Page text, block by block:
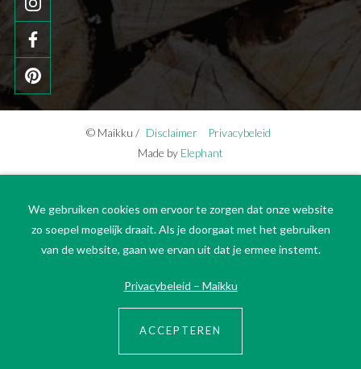
© Maikku / Disclaimer
Privacybeleid
Made by Elephant
We gebruiken cookies om ervoor te zorgen dat onze website
zo soepel mogelijk draait. Als je doorgaat met het gebruiken
van de website, gaan we ervan uit dat je ermee instemt.
Privacybeleid – Maikku
ACCEPTEREN